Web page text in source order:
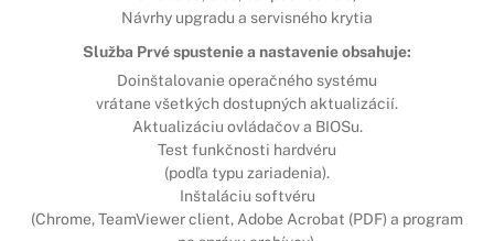
Návrhy upgradu a servisného krytia
Služba Prvé spustenie a nastavenie obsahuje:
Doinštalovanie operačného systému
vrátane všetkých dostupných aktualizácií.
Aktualizáciu ovládačov a BIOSu.
Test funkčnosti hardvéru
(podľa typu zariadenia).
Inštaláciu softvéru
(Chrome, TeamViewer client, Adobe Acrobat (PDF) a program